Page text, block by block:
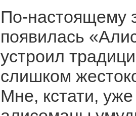
По-настоящему
появилась
устроил
слишком
Мне, кстати,